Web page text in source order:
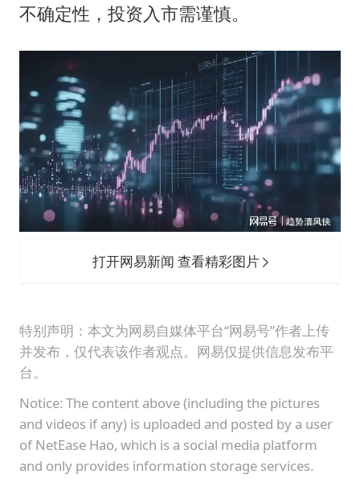
不确定性，投资入市需谨慎。
打开网易新闻 查看精彩图片
特别声明：本文为网易自媒体平台“网易号”作者上传
并发布，仅代表该作者观点。网易仅提供信息发布平
台。
Notice: The content above (including the pictures
and videos if any) is uploaded and posted by a user
of NetEase Hao, which is a social media platform
and only provides information storage services.